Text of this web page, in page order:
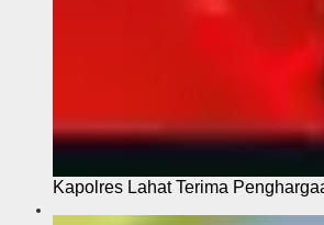
Kapolres Lahat Terima